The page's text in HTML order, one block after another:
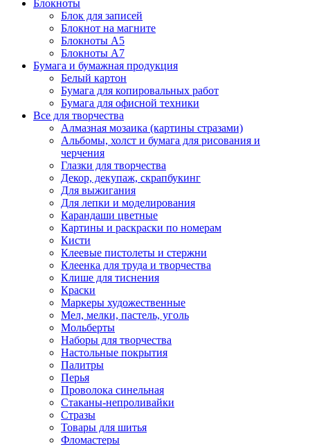
Блокноты
Блок для записей
Блокнот на магните
Блокноты А5
Блокноты А7
Бумага и бумажная продукция
Белый картон
Бумага для копировальных работ
Бумага для офисной техники
Все для творчества
Алмазная мозаика (картины стразами)
Альбомы, холст и бумага для рисования и
черчения
Глазки для творчества
Декор, декупаж, скрапбукинг
Для выжигания
Для лепки и моделирования
Карандаши цветные
Картины и раскраски по номерам
Кисти
Клеевые пистолеты и стержни
Клеенка для труда и творчества
Клише для тиснения
Краски
Маркеры художественные
Мел, мелки, пастель, уголь
Мольберты
Наборы для творчества
Настольные покрытия
Палитры
Перья
Проволока синельная
Стаканы-непроливайки
Стразы
Товары для шитья
Фломастеры